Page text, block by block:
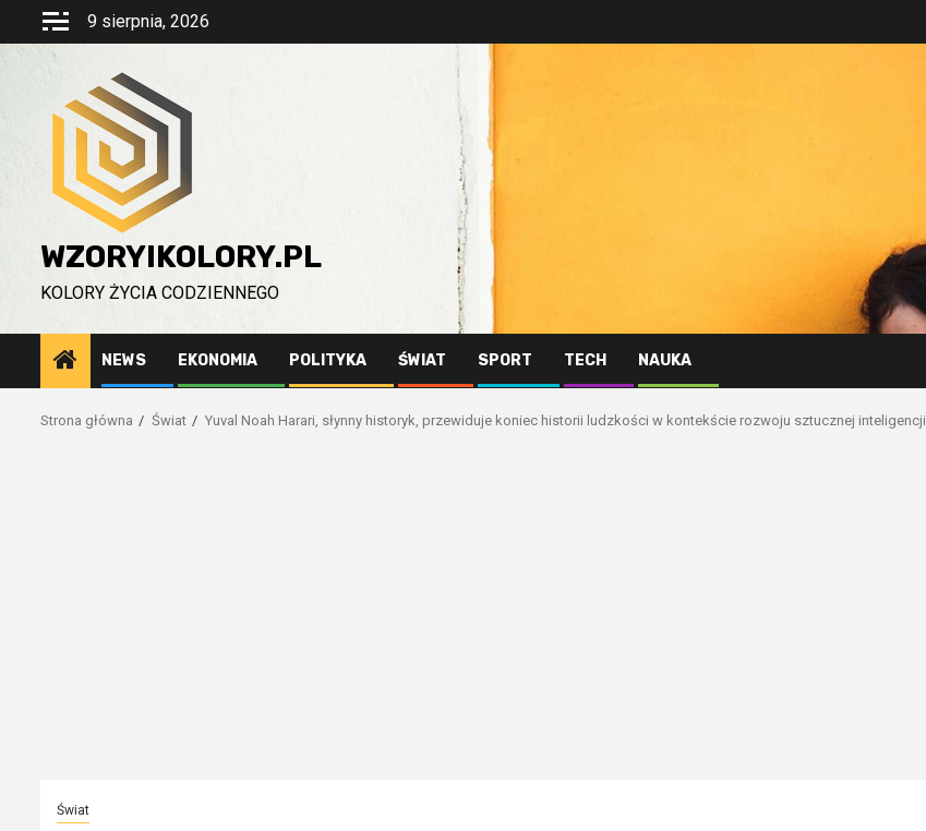
Przejdź
9 sierpnia, 2026
WZORYIKOLORY.PL
KOLORY ŻYCIA CODZIENNEGO
NEWS EKONOMIA POLITYKA ŚWIAT SPORT TECH NAUKA
Strona główna Świat Yuval Noah Harari, słynny historyk, przewiduje koniec historii ludzkości w kontekście rozwoju sztucznej inteligencji
Świat